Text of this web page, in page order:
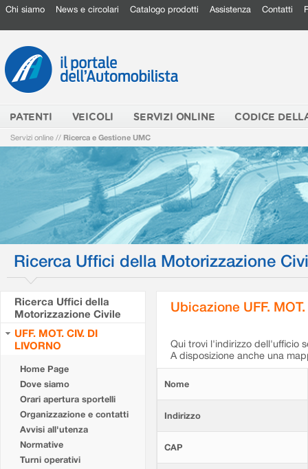
Chi siamo News e circolari Catalogo prodotti Assistenza Contatti
PATENTI VEICOLI SERVIZI ONLINE CODICE
Servizi online // Ricerca e Gestione UMC
Ricerca Uffici della Motorizzazione
Ricerca Uffici della
Motorizzazione Civile
UFF. MOT. CIV. DI
LIVORNO
Home Page
Dove siamo
Orari apertura sportelli
Organizzazione e contatti
Avvisi all'utenza
Normative
Turni operativi
Ubicazione UFF.
Qui trovi l'indirizzo dell'ufficio
A disposizione anche una
Nome
Indirizzo
CAP